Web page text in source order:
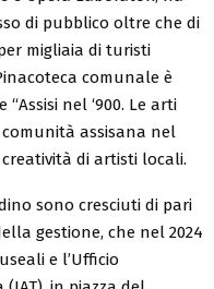
di pubblico oltre che di
migliaia di turisti
comunale è
nel ‘900. Le arti
assisana nel
di artisti locali.
sono cresciuti di pari
gestione, che nel 2024
e l’Ufficio